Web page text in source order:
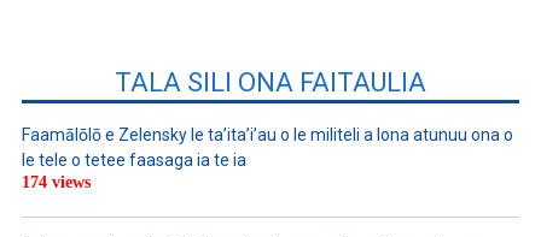
TALA SILI ONA FAITAULIA
Faamālōlō e Zelensky le ta’ita’i’au o le militeli a lona atunuu ona o
le tele o tetee faasaga ia te ia
174 views